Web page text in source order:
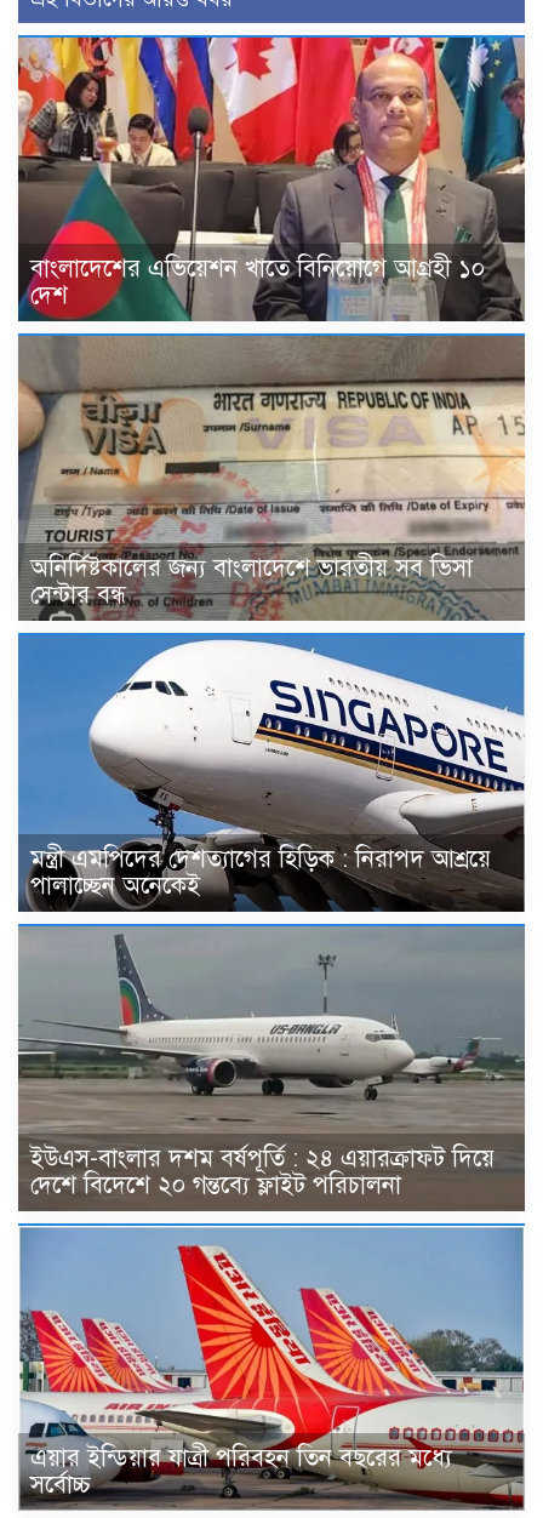
বাংলাদেশের এভিয়েশন খাতে বিনিয়োগে আগ্রহী ১০
দেশ
অনির্দিষ্টকালের জন্য বাংলাদেশে ভারতীয় সব ভিসা
সেন্টার বন্ধ
মন্ত্রী এমপিদের দেশত্যাগের হিড়িক : নিরাপদ আশ্রয়ে
পালাচ্ছেন অনেকেই
ইউএস-বাংলার দশম বর্ষপূর্তি : ২৪ এয়ারক্রাফট দিয়ে
দেশে বিদেশে ২০ গন্তব্যে ফ্লাইট পরিচালনা
এয়ার ইন্ডিয়ার যাত্রী পরিবহন তিন বছরের মধ্যে
সর্বোচ্চ